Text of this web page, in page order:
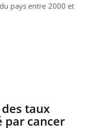
pays entre 2000 et
taux
par cancer